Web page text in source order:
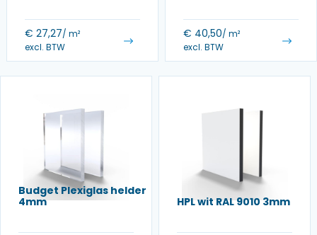
€ 27,27/ m²
excl. BTW
€ 40,50/ m²
excl. BTW
Budget Plexiglas helder
4mm
HPL wit RAL 9010 3mm